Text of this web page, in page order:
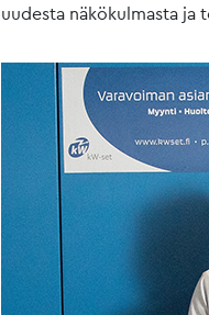
uudesta näkökulmasta